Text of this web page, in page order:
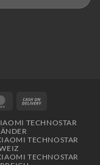
MasterCard
Delivery
TECHNOSTAR
TECHNOSTAR
TECHNOSTAR